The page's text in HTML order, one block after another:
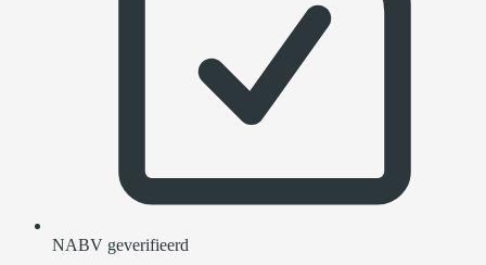
NABV geverifieerd